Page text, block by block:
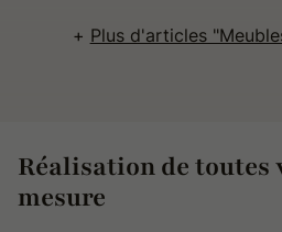
Plus d'articles
Réalisation de toutes
mesure